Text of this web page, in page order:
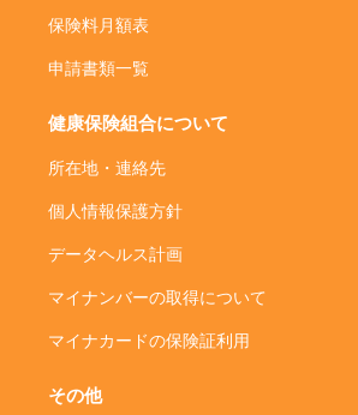
保険料月額表
申請書類一覧
健康保険組合について
所在地・連絡先
個人情報保護方針
データヘルス計画
マイナンバーの取得について
マイナカードの保険証利用
その他